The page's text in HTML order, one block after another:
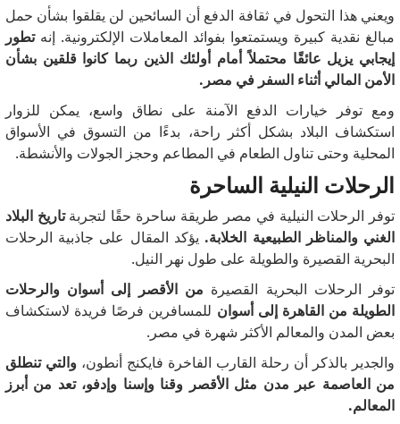
ويعني هذا التحول في ثقافة الدفع أن السائحين لن يقلقوا بشأن حمل
مبالغ نقدية كبيرة ويستمتعوا بفوائد المعاملات الإلكترونية. إنهتطور
إيجابي يزيل عائقًا محتملاً أمام أولئك الذين ربما كانوا قلقين بشأن
الأمن المالي أثناء السفر في مصر.
ومع توفر خيارات الدفع الآمنة على نطاق واسع، يمكن للزوار
استكشاف البلاد بشكل أكثر راحة، بدءًا من التسوق في الأسواق
المحلية وحتى تناول الطعام في المطاعم وحجز الجولات والأنشطة.
الرحلات النيلية الساحرة
توفر الرحلات النيلية في مصر طريقة ساحرة حقًا لتجربةتاريخ البلاد
الغني والمناظر الطبيعية الخلابة. يؤكد المقال على جاذبية الرحلات
البحرية القصيرة والطويلة على طول نهر النيل.
توفر الرحلات البحرية القصيرة من الأقصر إلى أسوان والرحلات
الطويلة من القاهرة إلى أسوان للمسافرين فرصًا فريدة لاستكشاف
بعض المدن والمعالم الأكثر شهرة في مصر.
والجدير بالذكر أن رحلة القارب الفاخرة فايكنج أنطون،والتي تنطلق
من العاصمة عبر مدن مثل الأقصر وقنا وإسنا وإدفو، تعد من أبرز
المعالم.